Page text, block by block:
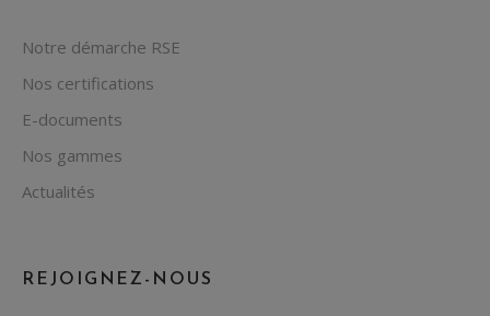
Notre démarche RSE
Nos certifications
E-documents
Nos gammes
Actualités
REJOIGNEZ-NOUS